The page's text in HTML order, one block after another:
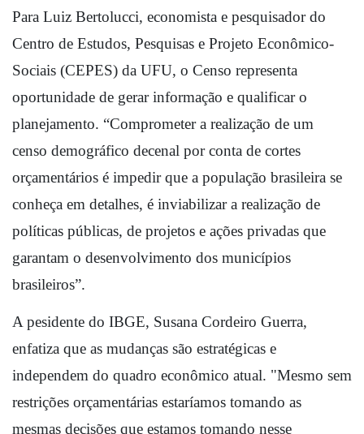
Para Luiz Bertolucci, economista e pesquisador do
Centro de Estudos, Pesquisas e Projeto Econômico-
Sociais (CEPES) da UFU, o Censo representa
oportunidade de gerar informação e qualificar o
planejamento. “Comprometer a realização de um
censo demográfico decenal por conta de cortes
orçamentários é impedir que a população brasileira se
conheça em detalhes, é inviabilizar a realização de
políticas públicas, de projetos e ações privadas que
garantam o desenvolvimento dos municípios
brasileiros”.
A pesidente do IBGE, Susana Cordeiro Guerra,
enfatiza que as mudanças são estratégicas e
independem do quadro econômico atual. "Mesmo sem
restrições orçamentárias estaríamos tomando as
mesmas decisões que estamos tomando nesse